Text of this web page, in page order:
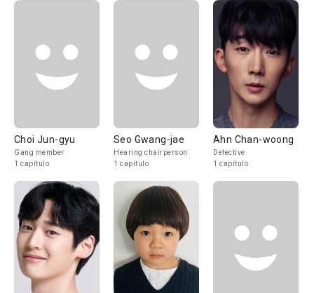
Choi Jun-gyu
Gang member
1 capítulo
Seo Gwang-jae
Hearing chairperson
1 capítulo
Ahn Chan-woong
Detective
1 capítulo